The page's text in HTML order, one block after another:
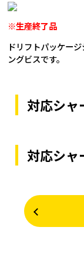
※生産終了品
ドリフトパッケー
ングビスです。
対応シャ
対応シャ